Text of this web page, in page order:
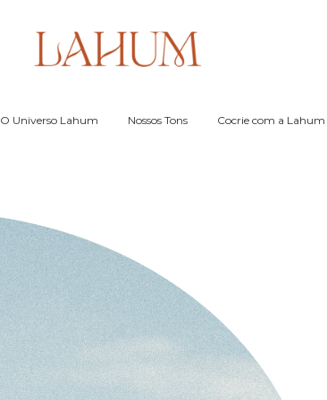
O Universo Lahum Nossos Tons Cocrie com a Lahum